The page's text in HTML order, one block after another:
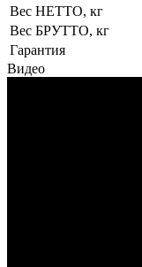
Вес НЕТТО, кг
Вес БРУТТО, кг
Гарантия
Видео